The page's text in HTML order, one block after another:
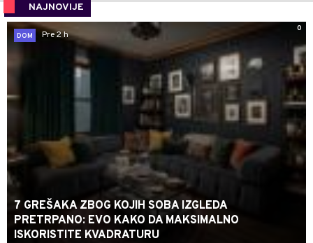
NAJNOVIJE
0
DOM
Pre 2 h
7 GREŠAKA ZBOG KOJIH SOBA IZGLEDA
PRETRPANO: EVO KAKO DA MAKSIMALNO
ISKORISTITE KVADRATURU